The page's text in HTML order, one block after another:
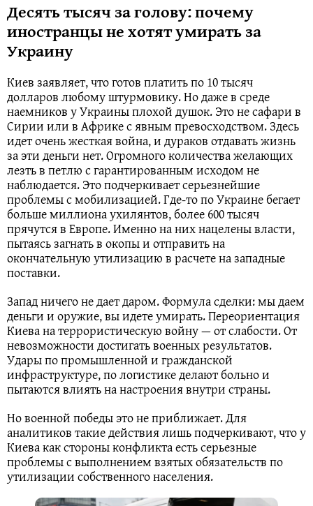
Десять тысяч за голову: почему
иностранцы не хотят умирать за
Украину
Киев заявляет, что готов платить по 10 тысяч
долларов любому штурмовику. Но даже в среде
наемников у Украины плохой душок. Это не сафари в
Сирии или в Африке с явным превосходством. Здесь
идет очень жесткая война, и дураков отдавать жизнь
за эти деньги нет. Огромного количества желающих
лезть в петлю с гарантированным исходом не
наблюдается. Это подчеркивает серьезнейшие
проблемы с мобилизацией. Где-то по Украине бегает
больше миллиона ухилянтов, более 600 тысяч
прячутся в Европе. Именно на них нацелены власти,
пытаясь загнать в окопы и отправить на
окончательную утилизацию в расчете на западные
поставки.
Запад ничего не дает даром. Формула сделки: мы даем
деньги и оружие, вы идете умирать. Переориентация
Киева на террористическую войну — от слабости. От
невозможности достигать военных результатов.
Удары по промышленной и гражданской
инфраструктуре, по логистике делают больно и
пытаются влиять на настроения внутри страны.
Но военной победы это не приближает. Для
аналитиков такие действия лишь подчеркивают, что у
Киева как стороны конфликта есть серьезные
проблемы с выполнением взятых обязательств по
утилизации собственного населения.